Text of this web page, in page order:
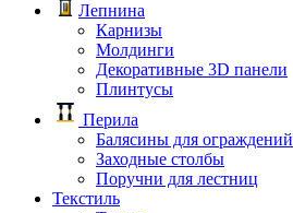
Лепнина
Карнизы
Молдинги
Декоративные 3D панели
Плинтусы
Перила
Балясины для ограждений
Заходные столбы
Поручни для лестниц
Текстиль